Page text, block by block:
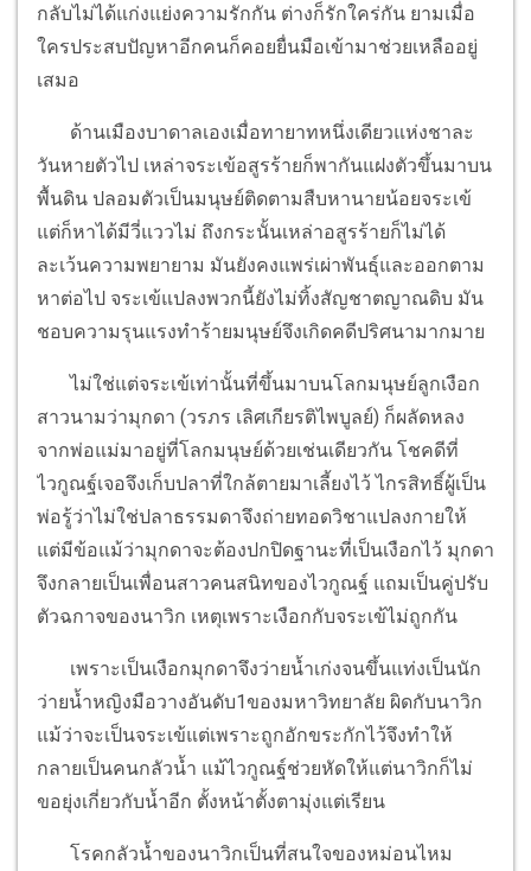
กลับไม่ได้แก่งแย่งความรักกัน ต่างก็รักใคร่กัน ยามเมื่อ
ใครประสบปัญหาอีกคนก็คอยยื่นมือเข้ามาช่วยเหลืออยู่
เสมอ
ด้านเมืองบาดาลเองเมื่อทายาทหนึ่งเดียวแห่งชาละ
วันหายตัวไป เหล่าจระเข้อสูรร้ายก็พากันแฝงตัวขึ้นมาบน
พื้นดิน ปลอมตัวเป็นมนุษย์ติดตามสืบหานายน้อยจระเข้
แต่ก็หาได้มีวี่แววไม่ ถึงกระนั้นเหล่าอสูรร้ายก็ไม่ได้
ละเว้นความพยายาม มันยังคงแพร่เผ่าพันธุ์และออกตาม
หาต่อไป จระเข้แปลงพวกนี้ยังไม่ทิ้งสัญชาตญาณดิบ มัน
ชอบความรุนแรงทำร้ายมนุษย์จึงเกิดคดีปริศนามากมาย
ไม่ใช่แต่จระเข้เท่านั้นที่ขึ้นมาบนโลกมนุษย์ลูกเงือก
สาวนามว่ามุกดา (วรภร เลิศเกียรติไพบูลย์) ก็ผลัดหลง
จากพ่อแม่มาอยู่ที่โลกมนุษย์ด้วยเช่นเดียวกัน โชคดีที่
ไวกูณฐ์เจอจึงเก็บปลาที่ใกล้ตายมาเลี้ยงไว้ ไกรสิทธิ์ผู้เป็น
พ่อรู้ว่าไม่ใช่ปลาธรรมดาจึงถ่ายทอดวิชาแปลงกายให้
แต่มีข้อแม้ว่ามุกดาจะต้องปกปิดฐานะที่เป็นเงือกไว้ มุกดา
จึงกลายเป็นเพื่อนสาวคนสนิทของไวกูณฐ์ แถมเป็นคู่ปรับ
ตัวฉกาจของนาวิก เหตุเพราะเงือกกับจระเข้ไม่ถูกกัน
เพราะเป็นเงือกมุกดาจึงว่ายน้ำเก่งจนขึ้นแท่งเป็นนัก
ว่ายน้ำหญิงมือวางอันดับ1ของมหาวิทยาลัย ผิดกับนาวิก
แม้ว่าจะเป็นจระเข้แต่เพราะถูกอักขระกักไว้จึงทำให้
กลายเป็นคนกลัวน้ำ แม้ไวกูณฐ์ช่วยหัดให้แต่นาวิกก็ไม่
ขอยุ่งเกี่ยวกับน้ำอีก ตั้งหน้าตั้งตามุ่งแต่เรียน
โรคกลัวน้ำของนาวิกเป็นที่สนใจของหม่อนไหม